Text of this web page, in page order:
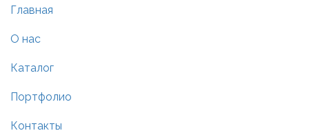
Главная
О нас
Каталог
Портфолио
Контакты